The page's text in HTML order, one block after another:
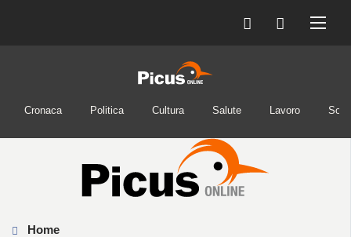
Cronaca Politica Cultura Salute Lavoro
Home